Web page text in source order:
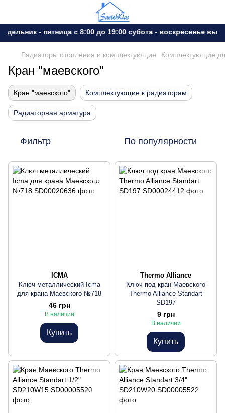
- пятница с 8:00 до 19:00 субота - воскресенье
Радиаторы отопления и комплектующие Комплектующие
Кран "маевского"
Кран "маевского" Комплектующие к радиаторам
Радиаторная арматура
Фильтр По популярности
ICMA
Ключ металлический Icma
для крана Маевского №718
46 грн
В наличии
Купить
Thermo Alliance
Ключ под кран Маевского
Thermo Alliance Standart
SD197
9 грн
В наличии
Купить